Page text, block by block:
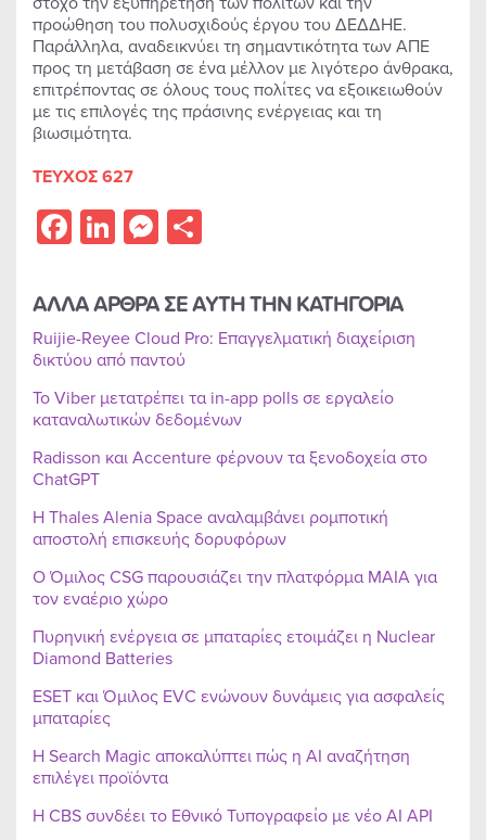
προώθηση του πολυσχιδούς έργου του ΔΕΔΔΗΕ.
Παράλληλα, αναδεικνύει τη σημαντικότητα των ΑΠΕ
προς τη μετάβαση σε ένα μέλλον με λιγότερο άνθρακα,
επιτρέποντας σε όλους τους πολίτες να εξοικειωθούν
με τις επιλογές της πράσινης ενέργειας και τη
βιωσιμότητα.
ΤΕΥΧΟΣ 627
Facebook
LinkedIn
Messenger
ΑΛΛΑ ΑΡΘΡΑ ΣΕ ΑΥΤΗ ΤΗΝ ΚΑΤΗΓΟΡΙΑ
Ruijie-Reyee Cloud Pro: Επαγγελματική διαχείριση
δικτύου από παντού
Το Viber μετατρέπει τα in-app polls σε εργαλείο
καταναλωτικών δεδομένων
Radisson και Accenture φέρνουν τα ξενοδοχεία στο
ChatGPT
Η Thales Alenia Space αναλαμβάνει ρομποτική
αποστολή επισκευής δορυφόρων
Ο Όμιλος CSG παρουσιάζει την πλατφόρμα MAIA για
τον εναέριο χώρο
Πυρηνική ενέργεια σε μπαταρίες ετοιμάζει η Nuclear
Diamond Batteries
ESET και Όμιλος EVC ενώνουν δυνάμεις για ασφαλείς
μπαταρίες
Η Search Magic αποκαλύπτει πώς η AI αναζήτηση
επιλέγει προϊόντα
Η CBS συνδέει το Εθνικό Τυπογραφείο με νέο AI API